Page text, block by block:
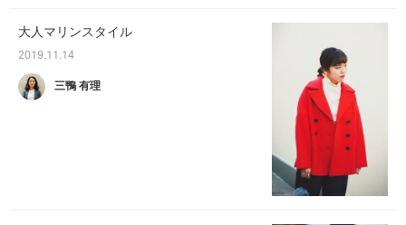
大人マリンスタイル
2019.11.14
三鴨 有理